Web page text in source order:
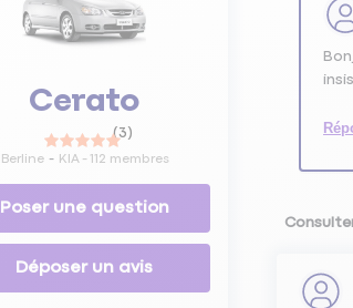
Cerato
(3)
Berline KIA - 112 membres
Poser une question
Déposer un avis